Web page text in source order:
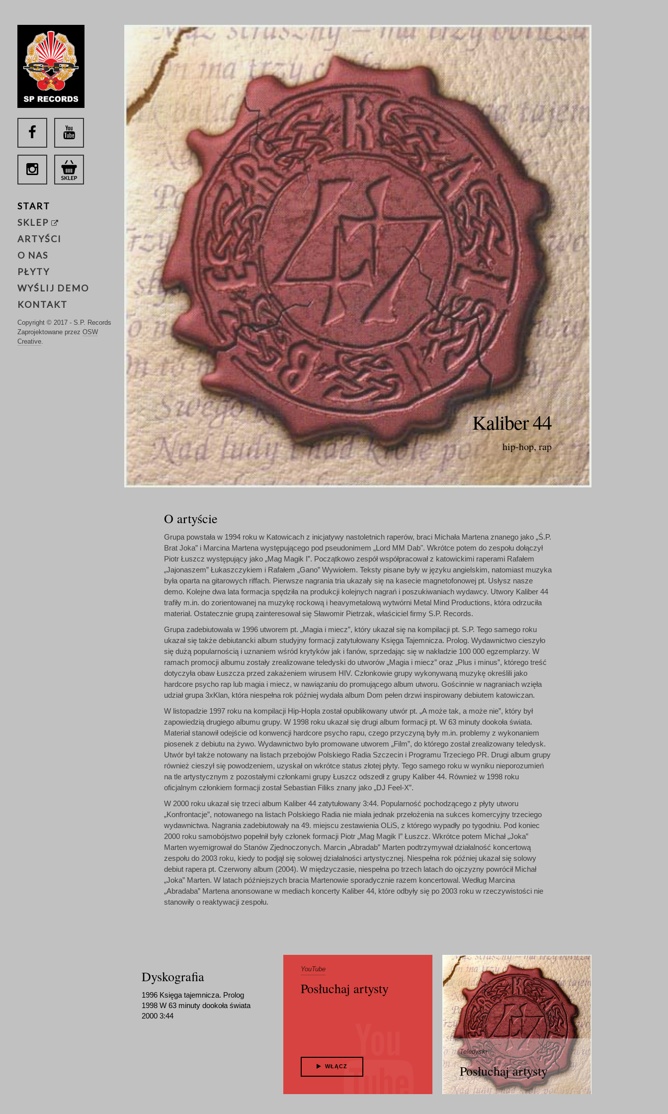
START
SKLEP
ARTYŚCI
O NAS
PŁYTY
WYŚLIJ DEMO
KONTAKT
Copyright © 2017 - S.P. Records
Zaprojektowane przez OSW
Creative.
Kaliber 44
hip-hop, rap
O artyście
Grupa powstała w 1994 roku w Katowicach z inicjatywy nastoletnich raperów, braci Michała Martena znanego jako „Ś.P.
Brat Joka” i Marcina Martena występującego pod pseudonimem „Lord MM Dab". Wkrótce potem do zespołu dołączył
Piotr Łuszcz występujący jako „Mag Magik I”. Początkowo zespół współpracował z katowickimi raperami Rafałem
„Jajonaszem” Łukaszczykiem i Rafałem „Gano” Wywiołem. Teksty pisane były w języku angielskim, natomiast muzyka
była oparta na gitarowych riffach. Pierwsze nagrania tria ukazały się na kasecie magnetofonowej pt. Usłysz nasze
demo. Kolejne dwa lata formacja spędziła na produkcji kolejnych nagrań i poszukiwaniach wydawcy. Utwory Kaliber 44
trafiły m.in. do zorientowanej na muzykę rockową i heavymetalową wytwórni Metal Mind Productions, która odrzuciła
materiał. Ostatecznie grupą zainteresował się Sławomir Pietrzak, właściciel firmy S.P. Records.
Grupa zadebiutowała w 1996 utworem pt. „Magia i miecz”, który ukazał się na kompilacji pt. S.P. Tego samego roku
ukazał się także debiutancki album studyjny formacji zatytułowany Księga Tajemnicza. Prolog. Wydawnictwo cieszyło
się dużą popularnością i uznaniem wśród krytyków jak i fanów, sprzedając się w nakładzie 100 000 egzemplarzy. W
ramach promocji albumu zostały zrealizowane teledyski do utworów „Magia i miecz” oraz „Plus i minus”, którego treść
dotyczyła obaw Łuszcza przed zakażeniem wirusem HIV. Członkowie grupy wykonywaną muzykę określili jako
hardcore psycho rap lub magia i miecz, w nawiązaniu do promującego album utworu. Gościnnie w nagraniach wzięła
udział grupa 3xKlan, która niespełna rok później wydała album Dom pełen drzwi inspirowany debiutem katowiczan.
W listopadzie 1997 roku na kompilacji Hip-Hopla został opublikowany utwór pt. „A może tak, a może nie”, który był
zapowiedzią drugiego albumu grupy. W 1998 roku ukazał się drugi album formacji pt. W 63 minuty dookoła świata.
Materiał stanowił odejście od konwencji hardcore psycho rapu, czego przyczyną były m.in. problemy z wykonaniem
piosenek z debiutu na żywo. Wydawnictwo było promowane utworem „Film”, do którego został zrealizowany teledysk.
Utwór był także notowany na listach przebojów Polskiego Radia Szczecin i Programu Trzeciego PR. Drugi album grupy
również cieszył się powodzeniem, uzyskał on wkrótce status złotej płyty. Tego samego roku w wyniku nieporozumień
na tle artystycznym z pozostałymi członkami grupy Łuszcz odszedł z grupy Kaliber 44. Również w 1998 roku
oficjalnym członkiem formacji został Sebastian Filiks znany jako „DJ Feel-X”.
W 2000 roku ukazał się trzeci album Kaliber 44 zatytułowany 3:44. Popularność pochodzącego z płyty utworu
„Konfrontacje”, notowanego na listach Polskiego Radia nie miała jednak przełożenia na sukces komercyjny trzeciego
wydawnictwa. Nagrania zadebiutowały na 49. miejscu zestawienia OLiS, z którego wypadły po tygodniu. Pod koniec
2000 roku samobójstwo popełnił były członek formacji Piotr „Mag Magik I” Łuszcz. Wkrótce potem Michał „Joka”
Marten wyemigrował do Stanów Zjednoczonych. Marcin „Abradab” Marten podtrzymywał działalność koncertową
zespołu do 2003 roku, kiedy to podjął się solowej działalności artystycznej. Niespełna rok później ukazał się solowy
debiut rapera pt. Czerwony album (2004). W międzyczasie, niespełna po trzech latach do ojczyzny powrócił Michał
„Joka” Marten. W latach późniejszych bracia Martenowie sporadycznie razem koncertowal. Według Marcina
„Abradaba” Martena anonsowane w mediach koncerty Kaliber 44, które odbyły się po 2003 roku w rzeczywistości nie
stanowiły o reaktywacji zespołu.
Dyskografia
1996 Księga tajemnicza. Prolog
1998 W 63 minuty dookoła świata
2000 3:44
YouTube
Posłuchaj artysty
WŁĄCZ
Teledyski
Posłuchaj artysty